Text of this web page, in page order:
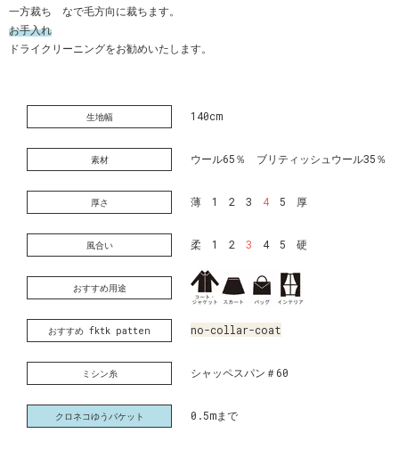
一方裁ち なで毛方向に裁ちます。
お手入れ
ドライクリーニングをお勧めいたします。
生地幅 140cm
素材 ウール65％ ブリティッシュウール35％
厚さ 薄 1 2 3 4 5 厚
風合い 柔 1 2 3 4 5 硬
おすすめ用途
おすすめ fktk patten no-collar-coat
ミシン糸 シャッペスパン＃60
クロネコゆうパケット 0.5mまで